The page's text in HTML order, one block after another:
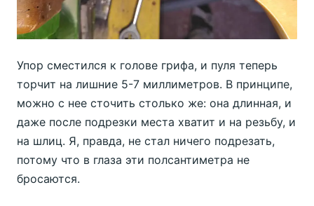
Упор сместился к голове грифа, и пуля теперь
торчит на лишние 5-7 миллиметров. В принципе,
можно с нее сточить столько же: она длинная, и
даже после подрезки места хватит и на резьбу, и
на шлиц. Я, правда, не стал ничего подрезать,
потому что в глаза эти полсантиметра не
бросаются.